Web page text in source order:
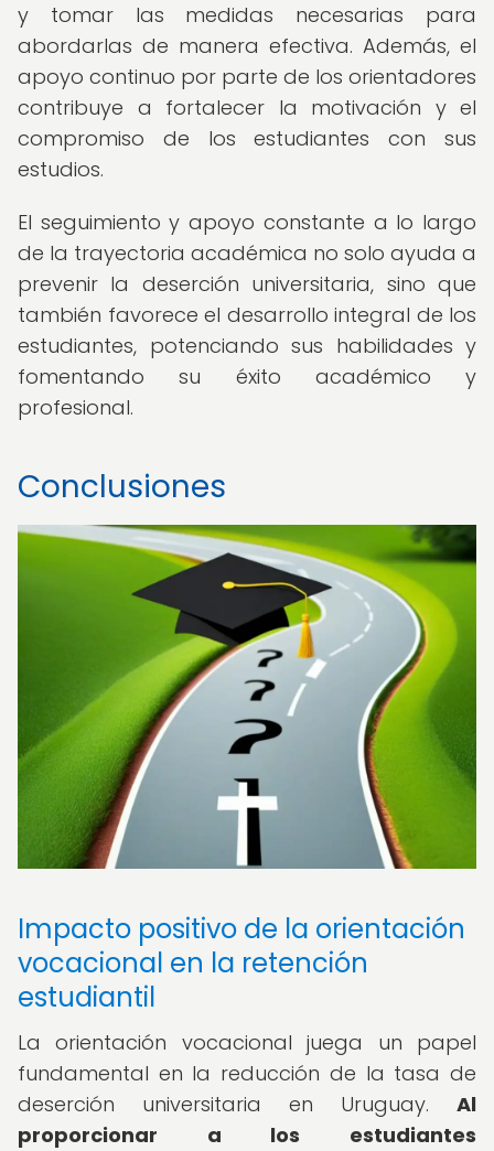
y tomar las medidas necesarias para
abordarlas de manera efectiva. Además, el
apoyo continuo por parte de los orientadores
contribuye a fortalecer la motivación y el
compromiso de los estudiantes con sus
estudios.
El seguimiento y apoyo constante a lo largo
de la trayectoria académica no solo ayuda a
prevenir la deserción universitaria, sino que
también favorece el desarrollo integral de los
estudiantes, potenciando sus habilidades y
fomentando su éxito académico y
profesional.
Conclusiones
Impacto positivo de la orientación
vocacional en la retención
estudiantil
La orientación vocacional juega un papel
fundamental en la reducción de la tasa de
deserción universitaria en Uruguay. Al
proporcionar a los estudiantes